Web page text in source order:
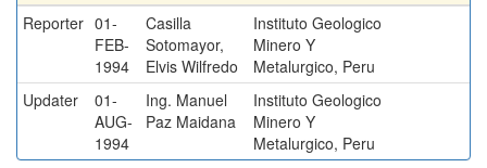
Reporter 01-
FEB-
1994
Casilla
Sotomayor,
Elvis Wilfredo
Instituto Geologico
Minero Y
Metalurgico, Peru
Updater
01-
AUG-
1994
Ing. Manuel
Paz Maidana
Instituto Geologico
Minero Y
Metalurgico, Peru